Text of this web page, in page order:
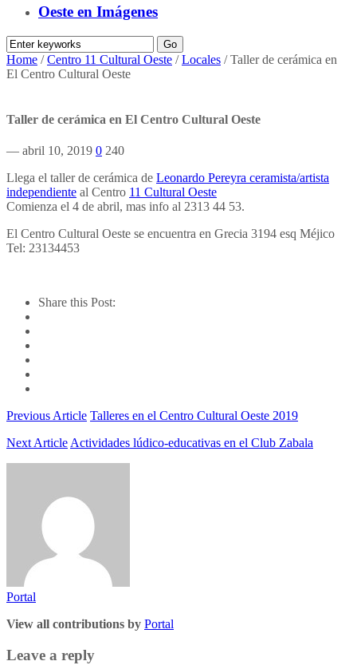
Oeste en Imágenes
Home /Centro 11 Cultural Oeste /Locales /Taller de cerámica en
El Centro Cultural Oeste
Taller de cerámica en El Centro Cultural Oeste
— abril 10, 2019 0 240
Llega el taller de cerámica de Leonardo Pereyra ceramista/artista
independiente al Centro 11 Cultural Oeste
Comienza el 4 de abril, mas info al 2313 44 53.
El Centro Cultural Oeste se encuentra en Grecia 3194 esq Méjico
Tel: 23134453
Share this Post:
Previous Article Talleres en el Centro Cultural Oeste 2019
Next ArticleActividades lúdico-educativas en el Club Zabala
Portal
View all contributions by Portal
Leave a reply